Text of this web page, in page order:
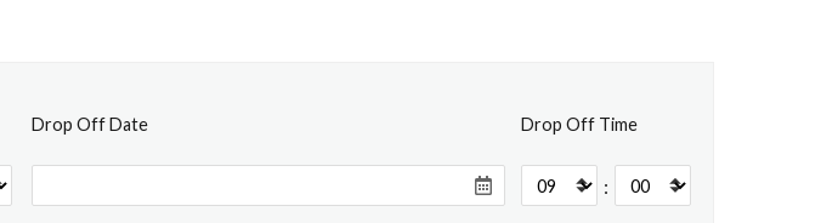
Drop Off Date Drop Off Time
: